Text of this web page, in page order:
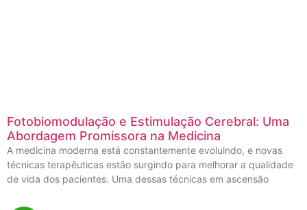
Fotobiomodulação e Estimulação Cerebral: Uma
Abordagem Promissora na Medicina
A medicina moderna está constantemente evoluindo, e novas
técnicas terapêuticas estão surgindo para melhorar a qualidade
de vida dos pacientes. Uma dessas técnicas em ascensão